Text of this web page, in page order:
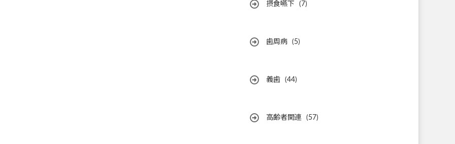
摂食嚥下 (7)
歯周病 (5)
義歯 (44)
高齢者関連 (57)